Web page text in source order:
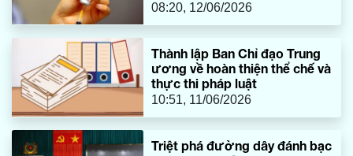
08:20, 12/06/2026
Thành lập Ban Chỉ đạo Trung
ương về hoàn thiện thể chế và
thực thi pháp luật
10:51, 11/06/2026
Triệt phá đường dây đánh bạc